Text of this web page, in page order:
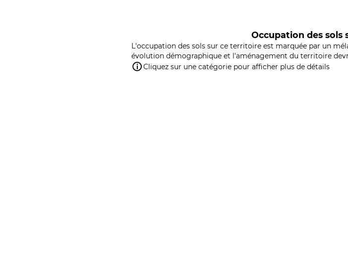
Occupation des sols
L'occupation des sols sur ce territoire est marquée par un
évolution démographique et l'aménagement du territoire
Cliquez sur une catégorie pour afficher plus de détails